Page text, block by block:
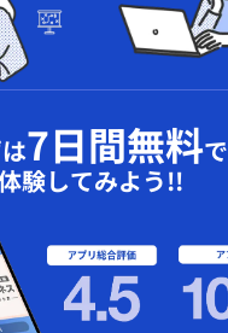
7日間無料で
験してみよう!!